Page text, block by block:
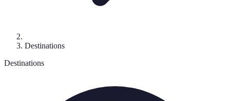
Destinations
Destinations